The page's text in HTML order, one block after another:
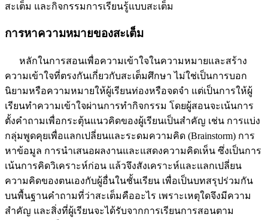
สะเต็ม และกิจกรรมการเรียนรู้แบบสะเต็ม
การหาความหมายของสะเต็ม
หลักในการสอนเพื่อความเข้าใจในความหมายและสร้าง
ความเข้าใจที่ตรงกันเกี่ยวกับสะเต็มศึกษา ไม่ใช่เป็นการบอก
นิยามหรือความหมายให้ผู้เรียนท่องหรือจดจำ แต่เป็นการให้ผู้
เรียนทำความเข้าใจผ่านการทำกิจกรรม โดยผู้สอนจะเน้นการ
ตั้งคำถามเพื่อกระตุ้นแนวคิดของผู้เรียนเป็นสำคัญ เช่น การแบ่ง
กลุ่มพูดคุยเพื่อแลกเปลี่ยนและระดมความคิด (Brainstorm) การ
หาข้อมูล การนำเสนอผลงานและแสดงความคิดเห็น ซึ่งเป็นการ
เน้นการคิดวิเคราะห์ก่อน แล้วจึงสังเคราะห์และแลกเปลี่ยน
ความคิดของตนเองกับผู้อื่นในชั้นเรียน เพื่อเป็นบทสรุปร่วมกัน
บนพื้นฐานคำถามที่ว่าสะเต็มคืออะไร เพราะเหตุใดจึงมีความ
สำคัญ และสิ่งที่ผู้เรียนจะได้รับจากการเรียนการสอนตาม